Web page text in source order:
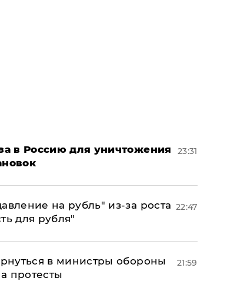
в Россию для уничтожения
23:31
на рубль" из-за роста
для рубля"
22:47
в министры обороны
протесты
21:59